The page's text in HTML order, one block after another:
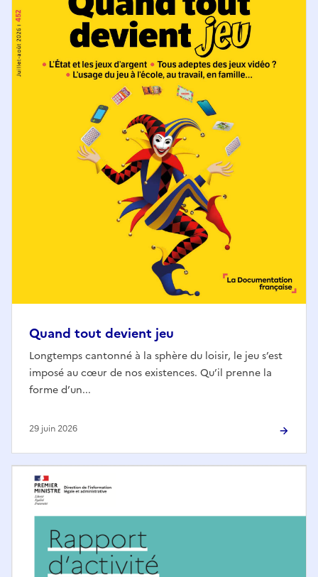
Quand tout devient jeu
Longtemps cantonné à la sphère du loisir, le jeu s’est
imposé au cœur de nos existences. Qu’il prenne la
forme d’un...
29 juin 2026